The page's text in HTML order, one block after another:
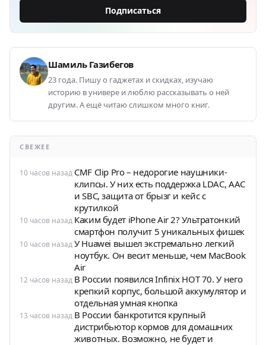
Подписаться
Шамиль Газибегов
23 года. Пишу о гаджетах и скидках, изучаю
историю в универе и люблю рассказывать о ней
другим. А ещё читаю слишком много книг.
СВЕЖЕЕ
10 часов назад CMF Clip Pro – недорогие наушники-
клипсы. У них есть поддержка LDAC, AAC
и SBC, защита от брызг и кейс с
крутилкой
10 часов назад Каким будет iPhone Air 2? Ультратонкий
смартфон получит 5 уникальных фишек
10 часов назадУ Huawei вышел экстремально легкий
ноутбук. Он весит меньше, чем MacBook
Air
12 часов назад В России появился Infinix HOT 70. У него
крепкий корпус, большой аккумулятор и
отдельная умная кнопка
13 часов назад В России банкротится крупный
дистрибьютор кормов для домашних
животных. Возможно, не будет и